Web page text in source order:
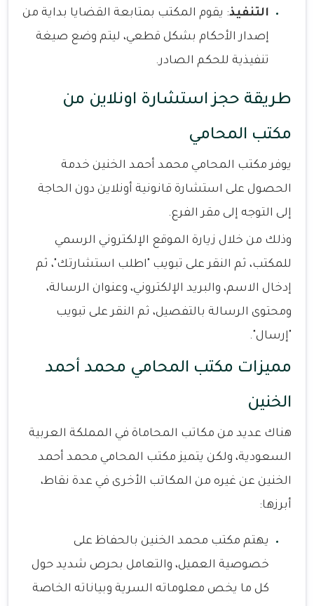
التنفيذ: يقوم المكتب بمتابعة القضايا بداية من
إصدار الأحكام بشكل قطعي، ليتم وضع صيغة
تنفيذية للحكم الصادر.
طريقة حجز استشارة اونلاين من
مكتب المحامي
يوفر مكتب المحامي محمد أحمد الخنين خدمة
الحصول على استشارة قانونية أونلاين دون الحاجة
إلى التوجه إلى مقر الفرع.
وذلك من خلال زيارة الموقع الإلكتروني الرسمي
للمكتب، ثم النقر على تبويب "اطلب استشارتك"، ثم
إدخال الاسم، والبريد الإلكتروني، وعنوان الرسالة،
ومحتوى الرسالة بالتفصيل، ثم النقر على تبويب
"إرسال".
مميزات مكتب المحامي محمد أحمد
الخنين
هناك عديد من مكاتب المحاماة في المملكة العربية
السعودية، ولكن يتميز مكتب المحامي محمد أحمد
الخنين عن غيره من المكاتب الأخرى في عدة نقاط،
أبرزها:
يهتم مكتب محمد الخنين بالحفاظ على
خصوصية العميل، والتعامل بحرص شديد حول
كل ما يخص معلوماته السرية وبياناته الخاصة